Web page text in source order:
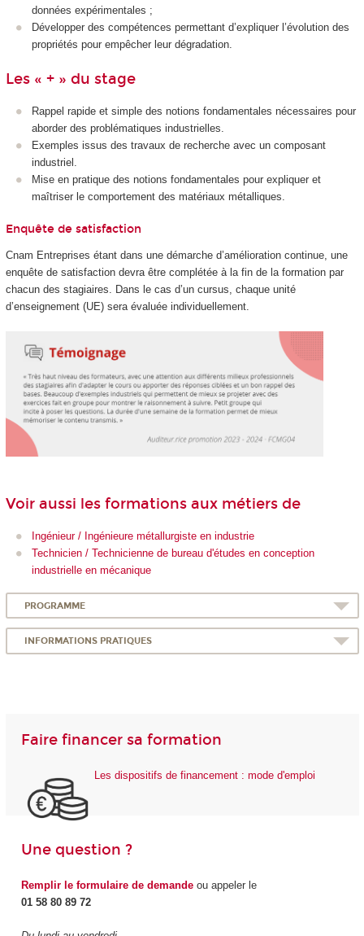
données expérimentales ;
Développer des compétences permettant d’expliquer l’évolution des
propriétés pour empêcher leur dégradation.
Les « + » du stage
Rappel rapide et simple des notions fondamentales nécessaires pour
aborder des problématiques industrielles.
Exemples issus des travaux de recherche avec un composant
industriel.
Mise en pratique des notions fondamentales pour expliquer et
maîtriser le comportement des matériaux métalliques.
Enquête de satisfaction
Cnam Entreprises étant dans une démarche d’amélioration continue, une
enquête de satisfaction devra être complétée à la fin de la formation par
chacun des stagiaires. Dans le cas d’un cursus, chaque unité
d’enseignement (UE) sera évaluée individuellement.
Voir aussi les formations aux métiers de
Ingénieur / Ingénieure métallurgiste en industrie
Technicien / Technicienne de bureau d'études en conception
industrielle en mécanique
PROGRAMME
INFORMATIONS PRATIQUES
Faire financer sa formation
Les dispositifs de financement : mode d'emploi
Une question ?
Remplir le formulaire de demandeou appeler le
01 58 80 89 72